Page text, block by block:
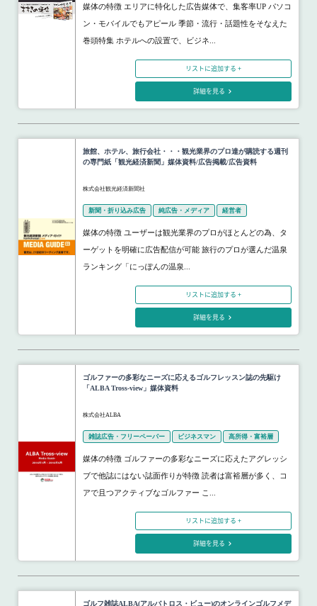
媒体の特徴 エリアに特化した広告媒体で、集客率UP パソコ
ン・モバイルでもアピール 季節・流行・話題性をそなえた
巻頭特集 ホテルへの設置で、ビジネ...
リストに追加する +
詳細を見る
旅館、ホテル、旅行会社・・・観光業界のプロ達が購読する週刊
の専門紙「観光経済新聞」媒体資料/広告掲載/広告資料
株式会社観光経済新聞社
新聞・折り込み広告 純広告・メディア 経営者
媒体の特徴 ユーザーは観光業界のプロがほとんどの為、タ
ーゲットを明確に広告配信が可能 旅行のプロが選んだ温泉
ランキング「にっぽんの温泉...
リストに追加する +
詳細を見る
ゴルファーの多彩なニーズに応えるゴルフレッスン誌の先駆け
「ALBA Tross-view」媒体資料
株式会社ALBA
雑誌広告・フリーペーパー ビジネスマン 高所得・富裕層
媒体の特徴 ゴルファーの多彩なニーズに応えたアグレッシ
ブで他誌にはない誌面作りが特徴 読者は富裕層が多く、コ
アで且つアクティブなゴルファー こ...
リストに追加する +
詳細を見る
ゴルフ雑誌ALBA(アルバトロス・ビュー)のオンラインゴルフメデ